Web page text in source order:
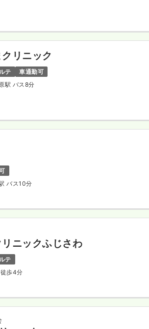
リニック
テ
車通勤可
駅 バス8分
バス10分
ニックふじさわ
テ
歩4分